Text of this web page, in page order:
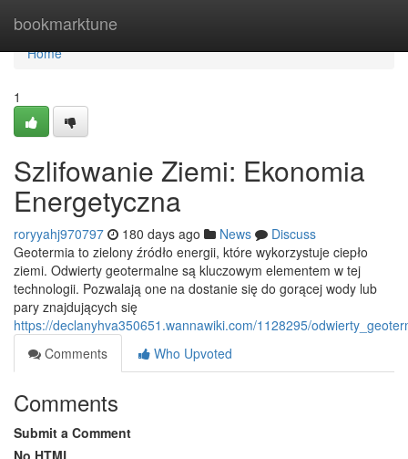
bookmarktune
Home
Home
1
Szlifowanie Ziemi: Ekonomia
Energetyczna
roryyahj970797 180 days ago News
Discuss
Geotermia to zielony źródło energii, które wykorzystuje ciepło
ziemi. Odwierty geotermalne są kluczowym elementem w tej
technologii. Pozwalają one na dostanie się do gorącej wody lub
pary znajdujących się
https://declanyhva350651.wannawiki.com/1128295/
Comments
Who Upvoted
Comments
Submit a Comment
No HTML